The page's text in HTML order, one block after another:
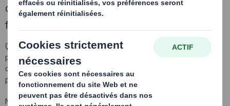
de délivrer un message fort au consommateur
final.
Qu'il s'agisse de présentoirs de comptoir ou de box palettes, de
présentoirs de sol ou de présentations suspendues, notre
département PLV crée des solutions de présentation entièrement
personnalisées.
Notre expertise de la conception volume et notre maîtrise des